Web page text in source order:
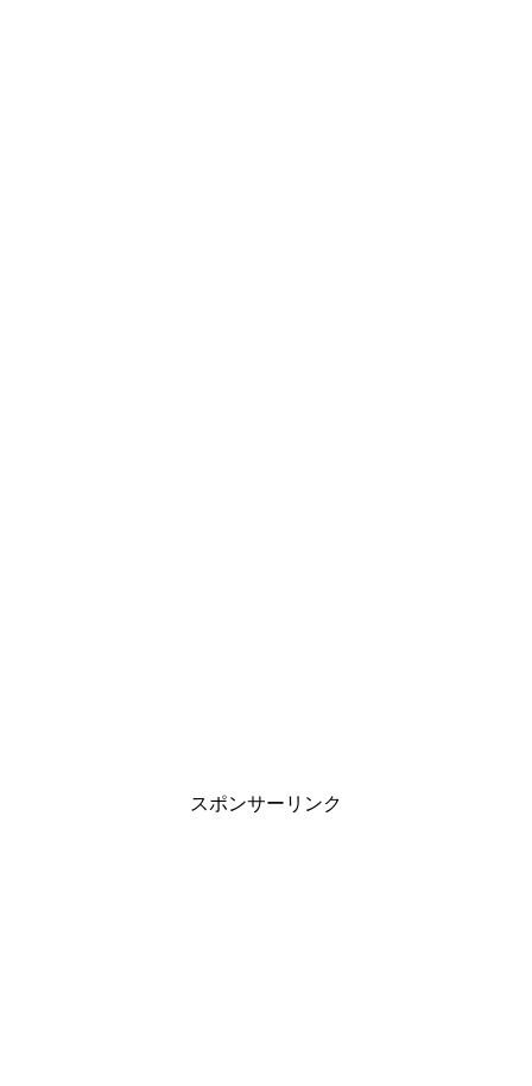
スポンサーリンク